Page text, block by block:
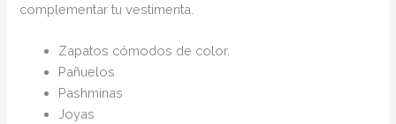
complementar tu vestimenta.
Zapatos cómodos de color.
Pañuelos
Pashminas
Joyas